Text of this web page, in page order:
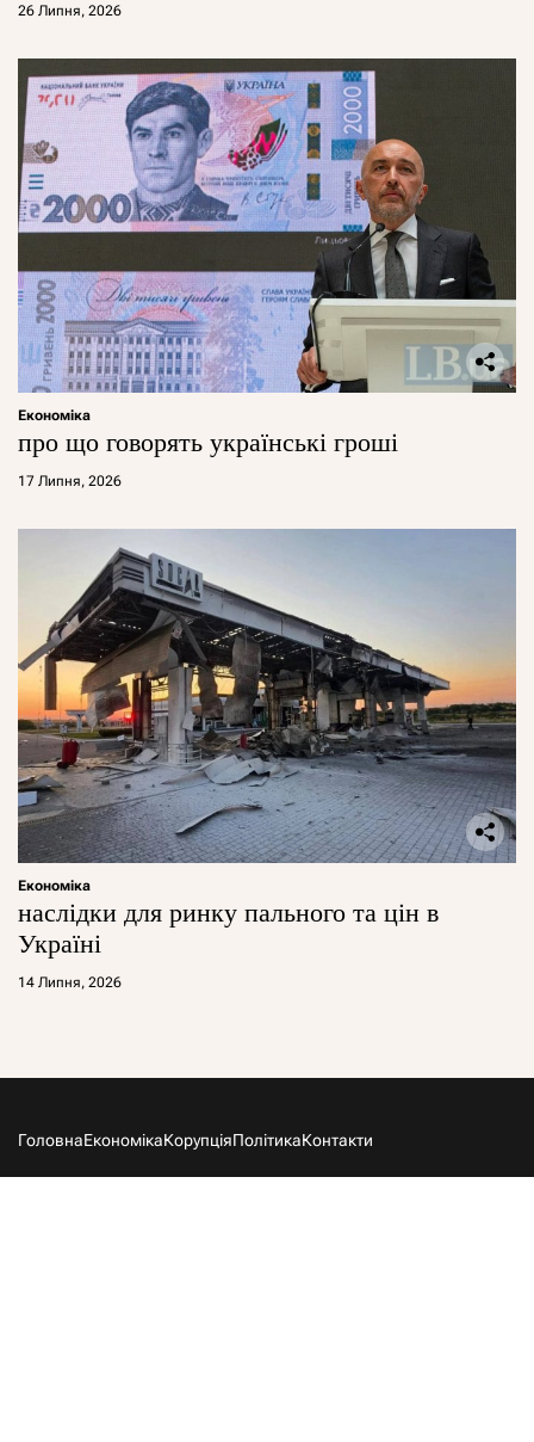
26 Липня, 2026
Економіка
про що говорять українські гроші
17 Липня, 2026
Економіка
наслідки для ринку пального та цін в
Україні
14 Липня, 2026
ГоловнаЕкономікаКорупціяПолітикаКонтакти